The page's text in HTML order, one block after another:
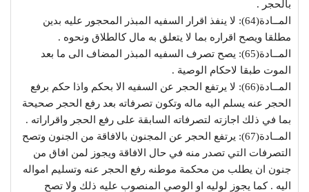
بالحجر .
المــادة(64): لا ينفذ اقرار السفيه المبذر المحجور عليه بدين
مطلقا ويصح اقراره بما لا يتعلق به مال كالطلاق ونحوه .
المــادة(65): يصح تصرف السفيه المبذر المضاف الى ما بعد
الموت طبقا لاحكام الوصية .
المــادة(66): لا يرتفع الحجر عن السفيه الا بحكم واذا حكم برفع
الحجر عنه يسلم اليه ماله وتكون تصرفاته بعد رفع الحجر صحيحة
بما في ذلك اجازته لتصرفاته السابقة على رفع الحجر واقراراته .
المــادة(67): يرتفع الحجر عن المجنون بالافاقة من الجنون وتصح
التصرفات التي تصدر منه في حال الافاقة ويجوز لمن افاق من
جنون ان يطلب من محكمة موطنه رفع الحجر عنه وتسليم امواله
اليه . كما يجوز لوليه او الوصي المنصوب عليه ذلك ولا تصح